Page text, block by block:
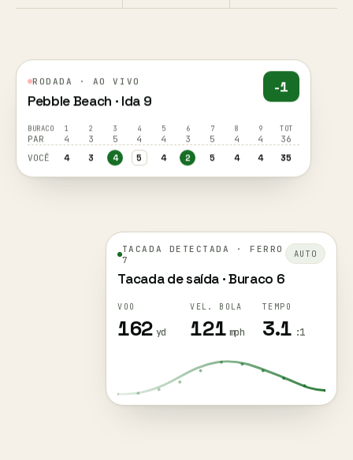
RODADA · AO VIVO
Pebble Beach · Ida 9
-1
BURACO 1 2 3 4 5 6 7 8 9 TOT
PAR 4 3 5 4 4 3 5 4 4
36
VOCÊ
4 3 4 5 4 2 5 4 4 35
TACADA DETECTADA · FERRO
7
Tacada de saída · Buraco 6
AUTO
VOO
162 yd
VEL. BOLA
121 mph
TEMPO
3.1 :1